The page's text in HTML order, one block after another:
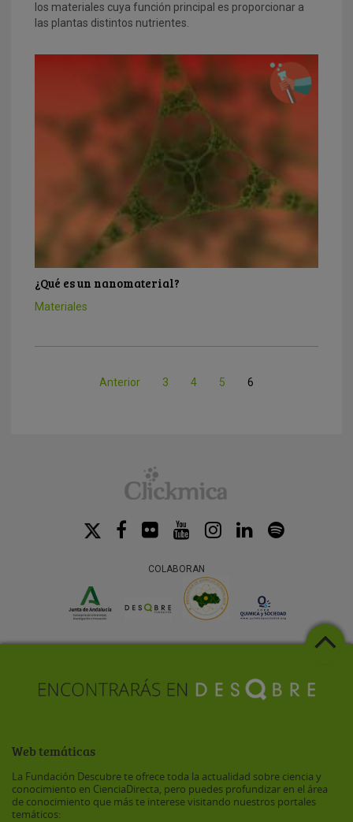
los materiales cuya función principal es proporcionar a
las plantas distintos nutrientes.
¿Qué es un nanomaterial?
Materiales
Anterior 3 4 5 6
COLABORAN
Web temáticas
La Fundación Descubre te ofrece toda la actualidad sobre ciencia y
conocimiento en CienciaDirecta, pero puedes profundizar en el área
de conocimiento que más te interese visitando nuestros portales
temáticos: